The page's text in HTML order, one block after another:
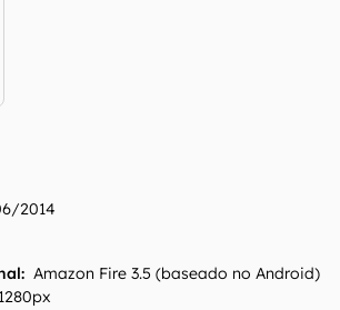
2014
: Amazon Fire 3.5 (baseado no Android)